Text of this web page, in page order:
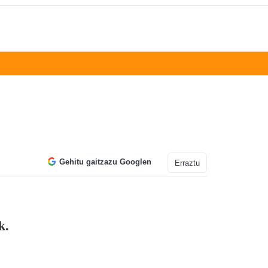
Gehitu gaitzazu Googlen Erraztu